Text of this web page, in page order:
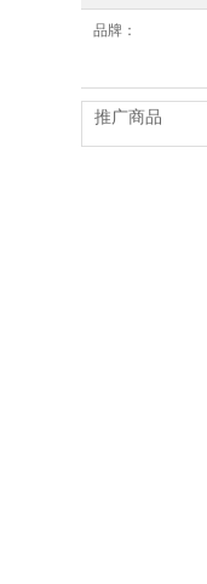
品牌：
推广商品